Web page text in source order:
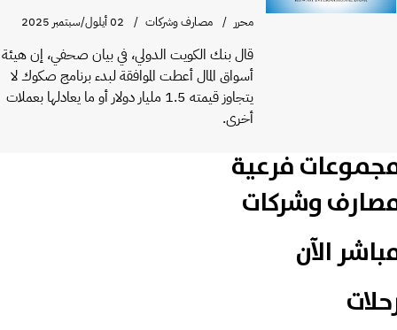
محرر مصارف وشركات 02 أيلول/سبتمبر 2025
قال بنك الكويت الدولي، في بيان صحفي، إن هيئة
أسواق المال أعطت الموافقة لبدء برنامج صكوك لا
يتجاوز قيمته 1.5 مليار دولار أو ما يعادلها بعملات
أخرى.
فرعية
وشركات
الآن